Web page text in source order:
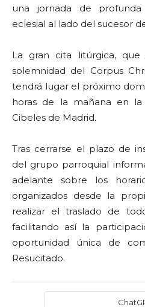
una jornada de
eclesial al lado del sucesor
La gran cita litúrgica,
solemnidad del Corpus
tendrá lugar el próximo
horas de la mañana en
Cibeles de Madrid.
Tras cerrarse el plazo de
del grupo parroquial
adelante sobre los
organizados desde la
realizar el traslado de
facilitando así la
oportunidad única de
Resucitado.